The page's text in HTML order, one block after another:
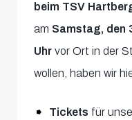
beim TSV
am Samstag, den
Uhrvor Ort in der
wollen, haben wir
Tickets für